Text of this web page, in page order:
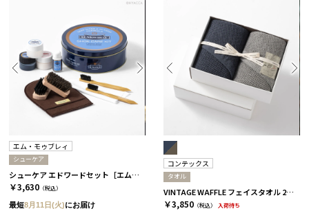
エム・モゥブレィ
シューケア
シューケア エドワードセット［エム・モゥブレィ］
￥3,630 （税込）
最短8月11日(火)にお届け
コンテックス
タオル
VINTAGE WAFFLE フェイスタオル 2枚セット［コンテックス］
￥3,850 （税込） 入荷待ち